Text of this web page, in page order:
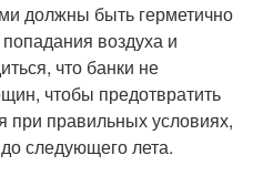
должны быть герметично
воздуха и
что банки не
чтобы предотвратить
при правильных условиях,
следующего лета.